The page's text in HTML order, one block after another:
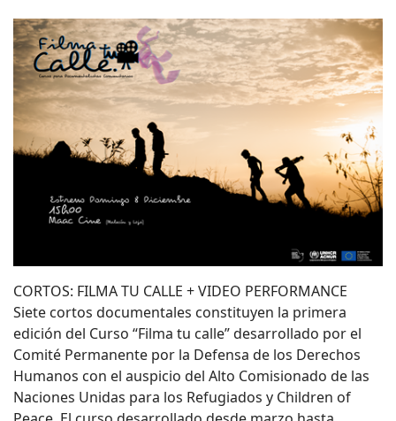
CORTOS: FILMA TU CALLE + VIDEO PERFORMANCE
Siete cortos documentales constituyen la primera
edición del Curso “Filma tu calle” desarrollado por el
Comité Permanente por la Defensa de los Derechos
Humanos con el auspicio del Alto Comisionado de las
Naciones Unidas para los Refugiados y Children of